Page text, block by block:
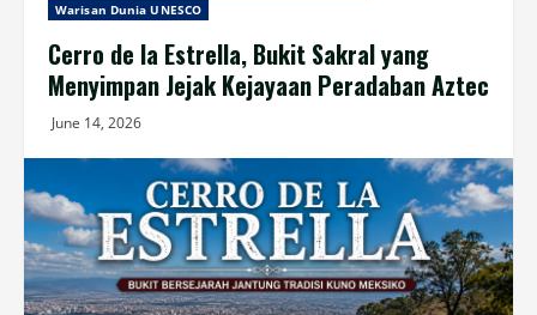
Warisan Dunia UNESCO
Cerro de la Estrella, Bukit Sakral yang
Menyimpan Jejak Kejayaan Peradaban Aztec
June 14, 2026